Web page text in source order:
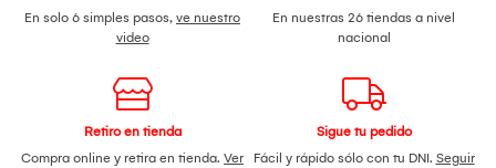
En solo 6 simples pasos, ve nuestro
video
En nuestras 26 tiendas a nivel
nacional
Retiro en tienda
Compra online y retira en tienda. Ver
Sigue tu pedido
Fácil y rápido sólo con tu DNI. Seguir